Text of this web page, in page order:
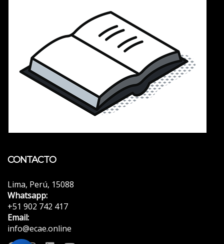
CONTACTO
Lima, Perú, 15088
Whatsapp:
+51 902 742 417
Email:
info@ecae.online